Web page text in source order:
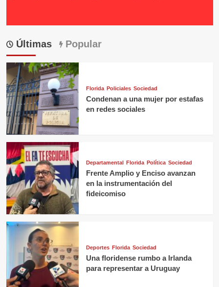
Últimas Popular
Florida Policiales Sociedad
Condenan a una mujer por estafas
en redes sociales
Departamental Florida Política Sociedad
Frente Amplio y Enciso avanzan
en la instrumentación del
fideicomiso
Deportes Florida Sociedad
Una floridense rumbo a Irlanda
para representar a Uruguay